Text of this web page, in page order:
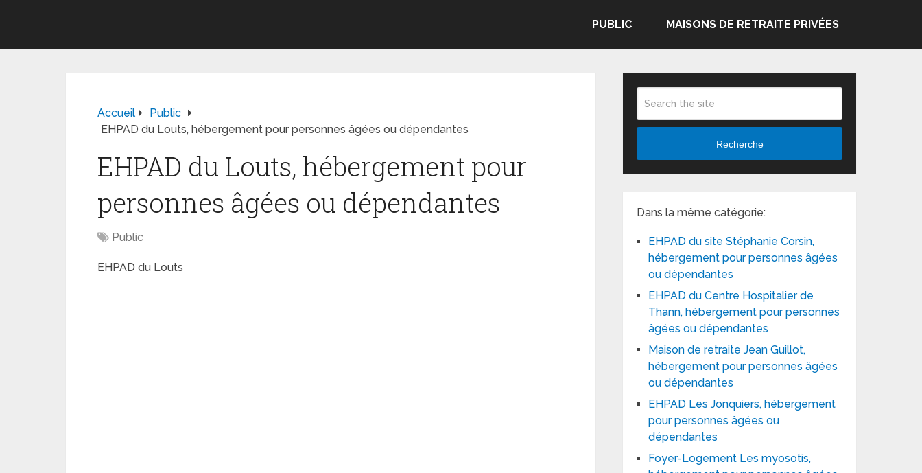
PUBLIC MAISONS DE RETRAITE PRIVÉES
Accueil
Public
EHPAD du Louts, hébergement pour personnes âgées ou dépendantes
EHPAD du Louts, hébergement pour
personnes âgées ou dépendantes
Public
EHPAD du Louts
Recherche
Dans la même catégorie:
EHPAD du site Stéphanie Corsin,
hébergement pour personnes âgées
ou dépendantes
EHPAD du Centre Hospitalier de
Thann, hébergement pour personnes
âgées ou dépendantes
Maison de retraite Jean Guillot,
hébergement pour personnes âgées
ou dépendantes
EHPAD Les Jonquiers, hébergement
pour personnes âgées ou
dépendantes
Foyer-Logement Les myosotis,